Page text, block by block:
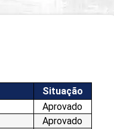
Situação
Aprovado
Aprovado